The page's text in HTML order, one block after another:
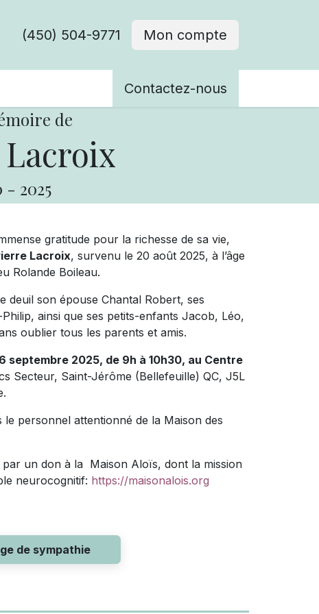
(450) 504-9771 Mon compte
Contactez-nous
de
- 2025
gratitude pour la richesse de sa vie,
Lacroix, survenu le 20 août 2025, à l’âge
Rolande Boileau.
son épouse Chantal Robert, ses
ainsi que ses petits-enfants Jacob, Léo,
oublier tous les parents et amis.
septembre 2025, de 9h à 10h30, au Centre
Secteur, Saint-Jérôme (Bellefeuille) QC, J5L
personnel attentionné de la Maison des
un don à la Maison Aloïs, dont la mission
neurocognitif: https://maisonalois.org
de sympathie